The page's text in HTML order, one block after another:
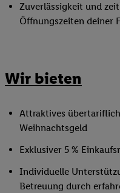
Zuverlässigkeit und
Öffnungszeiten deiner
Wir bieten
Attraktives
Weihnachtsgeld
Exklusiver 5 %
Individuelle
Betreuung durch